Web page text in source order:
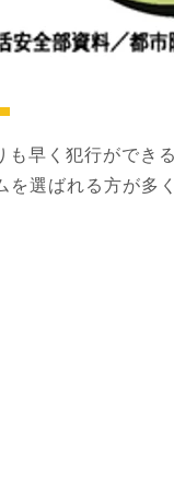
早く犯行ができ
選ばれる方が多